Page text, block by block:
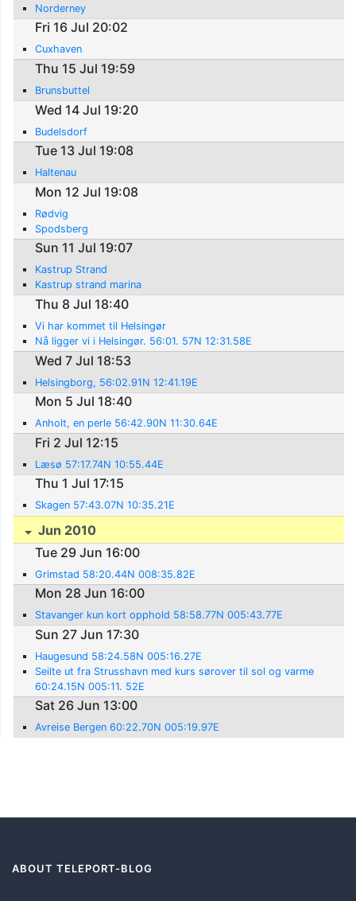
Norderney
Fri 16 Jul 20:02
Cuxhaven
Thu 15 Jul 19:59
Brunsbuttel
Wed 14 Jul 19:20
Budelsdorf
Tue 13 Jul 19:08
Haltenau
Mon 12 Jul 19:08
Rødvig
Spodsberg
Sun 11 Jul 19:07
Kastrup Strand
Kastrup strand marina
Thu 8 Jul 18:40
Vi har kommet til Helsingør
Nå ligger vi i Helsingør. 56:01. 57N 12:31.58E
Wed 7 Jul 18:53
Helsingborg, 56:02.91N 12:41.19E
Mon 5 Jul 18:40
Anholt, en perle 56:42.90N 11:30.64E
Fri 2 Jul 12:15
Læsø 57:17.74N 10:55.44E
Thu 1 Jul 17:15
Skagen 57:43.07N 10:35.21E
Jun 2010
Tue 29 Jun 16:00
Grimstad 58:20.44N 008:35.82E
Mon 28 Jun 16:00
Stavanger kun kort opphold 58:58.77N 005:43.77E
Sun 27 Jun 17:30
Haugesund 58:24.58N 005:16.27E
Seilte ut fra Strusshavn med kurs sørover til sol og varme
60:24.15N 005:11. 52E
Sat 26 Jun 13:00
Avreise Bergen 60:22.70N 005:19.97E
ABOUT TELEPORT-BLOG